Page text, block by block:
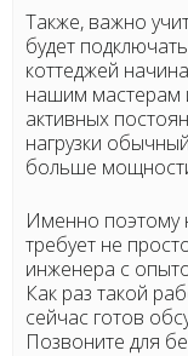
Также, важно
будет
коттеджей
нашим мастерам
активных
нагрузки
больше
Именно поэтому
требует не
инженера с
Как раз такой
сейчас готов
Позвоните для